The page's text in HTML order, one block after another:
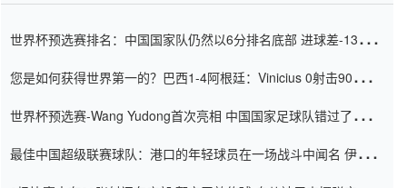
世界杯预选赛排名：中国国家队仍然以6分排名底部 进球差-13令人
您是如何获得世界第一的？巴西1-4阿根廷：Vinicius 0射击90分钟
世界杯预选赛-Wang Yudong首次亮相 中国国家足球队错过了世界
最佳中国超级联赛球队：港口的年轻球员在一场战斗中闻名 伊万放